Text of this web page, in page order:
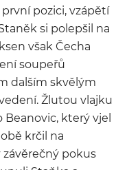
pozici, vzápětí
si polepšil na
však Čecha
soupeřů
dalším skvělým
vedení. Žlutou vlajku
který vjel
krčil na
pokus